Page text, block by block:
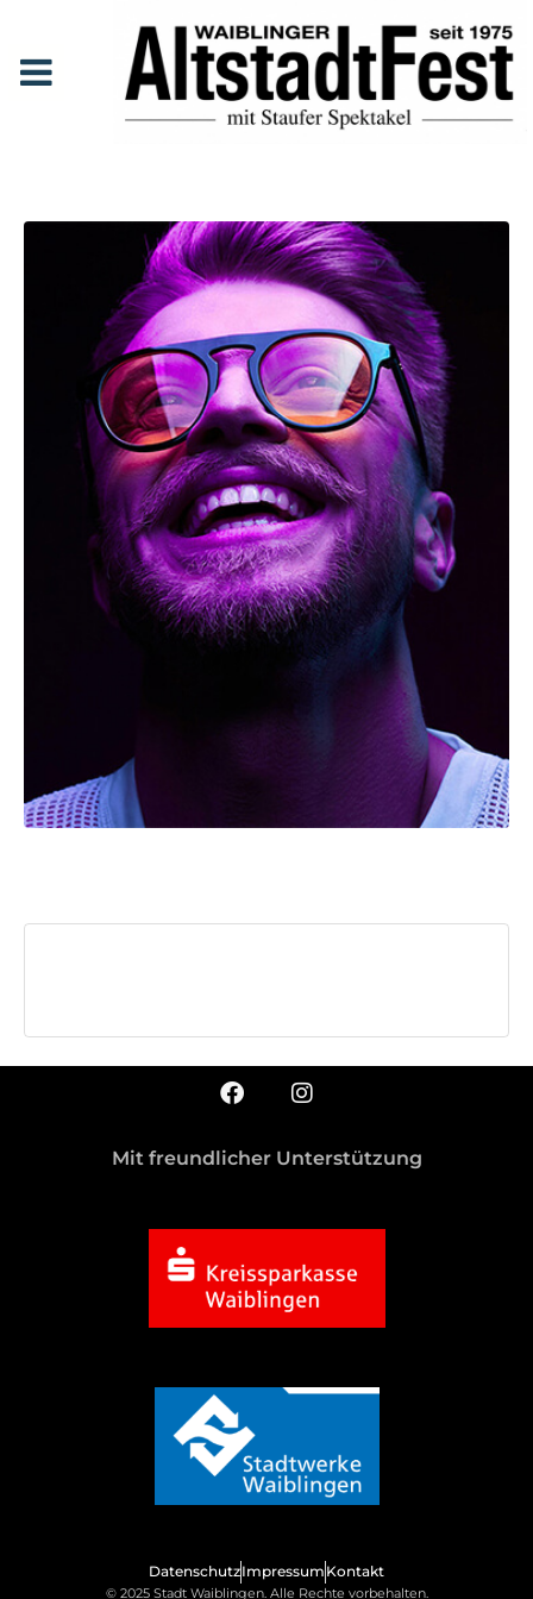
Bruce Roberts
Anfang Line Up Bruce Roberts
Bruce Roberts
Mit freundlicher Unterstützung
DatenschutzImpressum Kontakt
© 2025 Stadt Waiblingen. Alle Rechte vorbehalten.